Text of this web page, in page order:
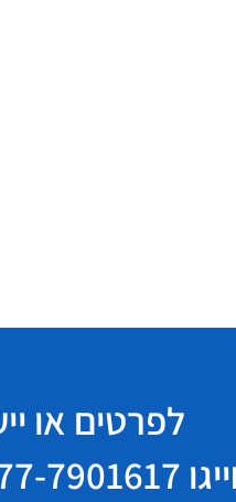
לפרטים או
7901617